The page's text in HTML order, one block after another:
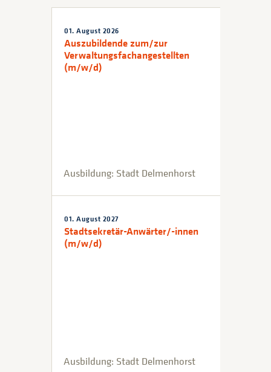
01. August 2026
Auszubildende zum/zur
Verwaltungsfachangestellten
(m/w/d)
Ausbildung: Stadt Delmenhorst
01. August 2027
Stadtsekretär-Anwärter/-innen
(m/w/d)
Ausbildung: Stadt Delmenhorst